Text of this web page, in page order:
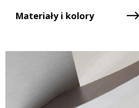
Materiały i kolory